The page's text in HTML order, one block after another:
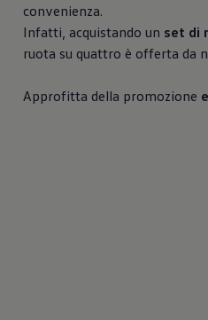
convenienza.
Infatti, acquistando un set di
ruota su quattro è offerta da
Approfitta della promozione